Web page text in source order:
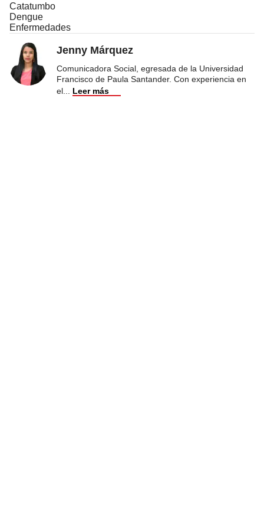
Catatumbo
Dengue
Enfermedades
Jenny Márquez
Comunicadora Social, egresada de la Universidad
Francisco de Paula Santander. Con experiencia en
el
Leer más